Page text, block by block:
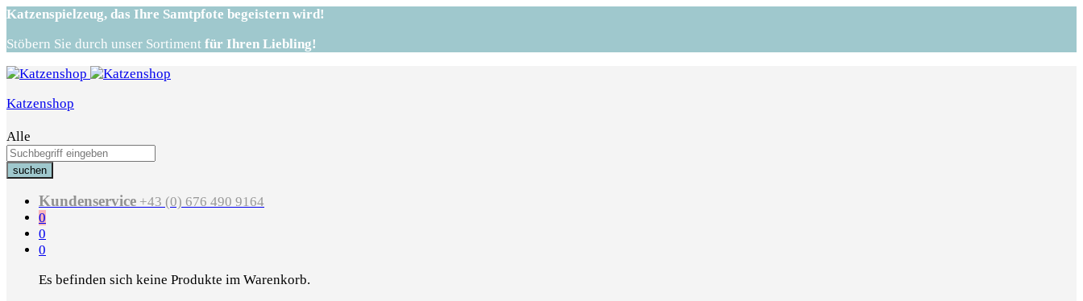
Katzenspielzeug, das Ihre Samtpfote begeistern wird!
Stöbern Sie durch unser Sortiment für Ihren Liebling!
Katzenshop
Alle
suchen
Kundenservice +43 (0) 676 490 9164
0
0
0
Es befinden sich keine Produkte im Warenkorb.